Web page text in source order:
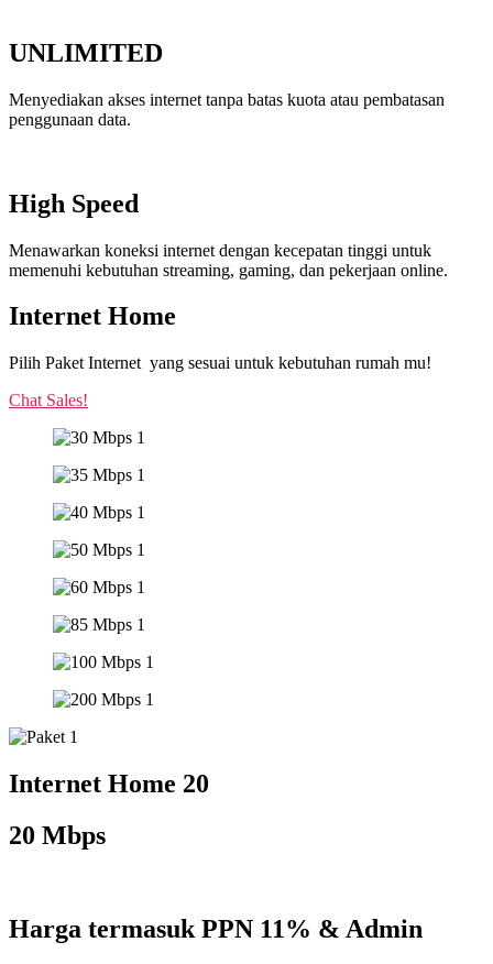
UNLIMITED
Menyediakan akses internet tanpa batas kuota atau pembatasan
penggunaan data.
High Speed
Menawarkan koneksi internet dengan kecepatan tinggi untuk
memenuhi kebutuhan streaming, gaming, dan pekerjaan online.
Internet Home
Pilih Paket Internet yang sesuai untuk kebutuhan rumah mu!
Chat Sales!
Internet Home 20
20 Mbps
Harga termasuk PPN 11% & Admin